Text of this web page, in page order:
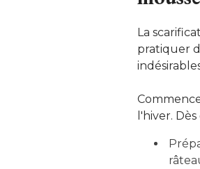
La
pratiquer
l'hiver.